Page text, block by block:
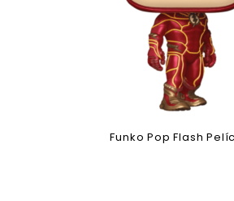
Funko Pop Flash